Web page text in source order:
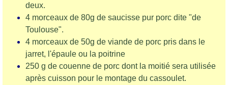
deux.
4 morceaux de 80g de saucisse pur porc dite "de
Toulouse".
4 morceaux de 50g de viande de porc pris dans le
jarret, l'épaule ou la poitrine
250 g de couenne de porc dont la moitié sera utilisée
après cuisson pour le montage du cassoulet.